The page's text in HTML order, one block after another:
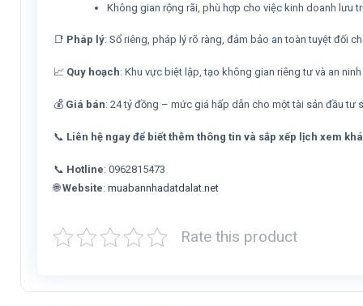
Không gian rộng rãi, phù hợp cho việc kinh doanh lưu
📑 Pháp lý: Sổ riêng, pháp lý rõ ràng, đảm bảo an toàn tuyệt đối
📈 Quy hoạch: Khu vực biệt lập, tạo không gian riêng tư và an
💰 Giá bán: 24 tỷ đồng – mức giá hấp dẫn cho một tài sản đầu tư
📞 Liên hệ ngay để biết thêm thông tin và sắp xếp lịch xem
📞 Hotline: 0962815473
🌐Website:muabannhadatdalat.net
Rate this product